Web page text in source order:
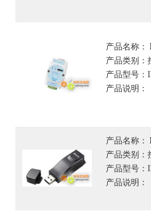
产品名称：
产品类别：
产品型号：
产品说明：
产品名称：
产品类别：
产品型号：
产品说明：